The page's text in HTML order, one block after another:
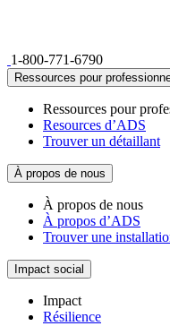
1-800-771-6790
Ressources pour
Ressources pour
Resources d’ADS
Trouver un détaillant
À propos de nous
À propos de nous
À propos d’ADS
Trouver une
Impact social
Impact
Résilience